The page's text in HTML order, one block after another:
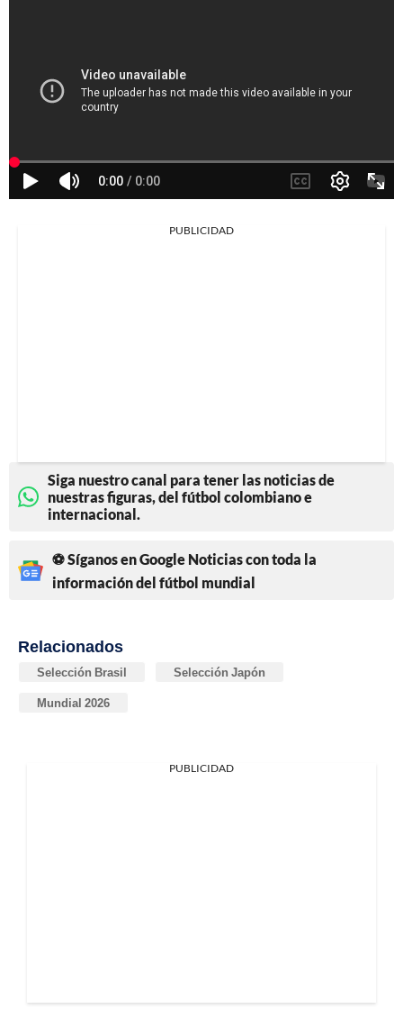
PUBLICIDAD
Siga nuestro canal para tener las noticias de
nuestras figuras, del fútbol colombiano e
internacional.
⚽ Síganos en Google Noticias con toda la
información del fútbol mundial
Relacionados
Selección Brasil Selección Japón
Mundial 2026
PUBLICIDAD